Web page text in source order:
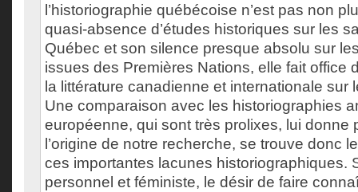
l’historiographie québécoise n’est pas non
quasi-absence d’études historiques sur les
Québec et son silence presque absolu sur
issues des Premières Nations, elle fait office
la littérature canadienne et internationale sur
Une comparaison avec les historiographies
européenne, qui sont très prolixes, lui donne
l’origine de notre recherche, se trouve donc
ces importantes lacunes historiographiques.
personnel et féministe, le désir de faire